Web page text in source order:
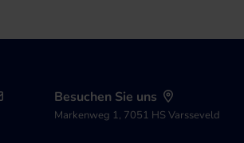
Besuchen Sie uns
Markenweg 1, 7051 HS Varsseveld